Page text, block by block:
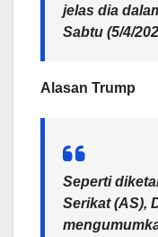
jelas dia
Sabtu (5/4/
Alasan Trump
Seperti
Serikat (AS),